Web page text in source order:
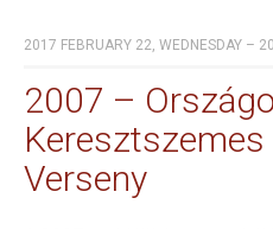
2017 FEBRUARY 22, WEDNESDAY –
2007 –
Keresztszemes
Verseny